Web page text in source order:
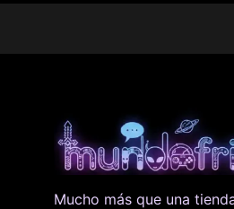
Mucho más que una